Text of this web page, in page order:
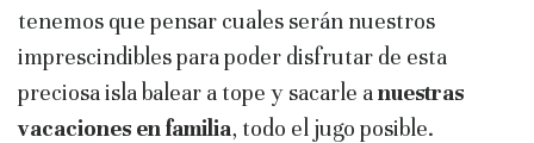
tenemos que pensar cuales serán nuestros
imprescindibles para poder disfrutar de esta
preciosa isla balear a tope y sacarle anuestras
vacaciones en familia, todo el jugo posible.